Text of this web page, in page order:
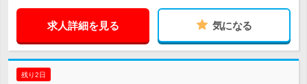
求人詳細を見る 気になる
残り2日